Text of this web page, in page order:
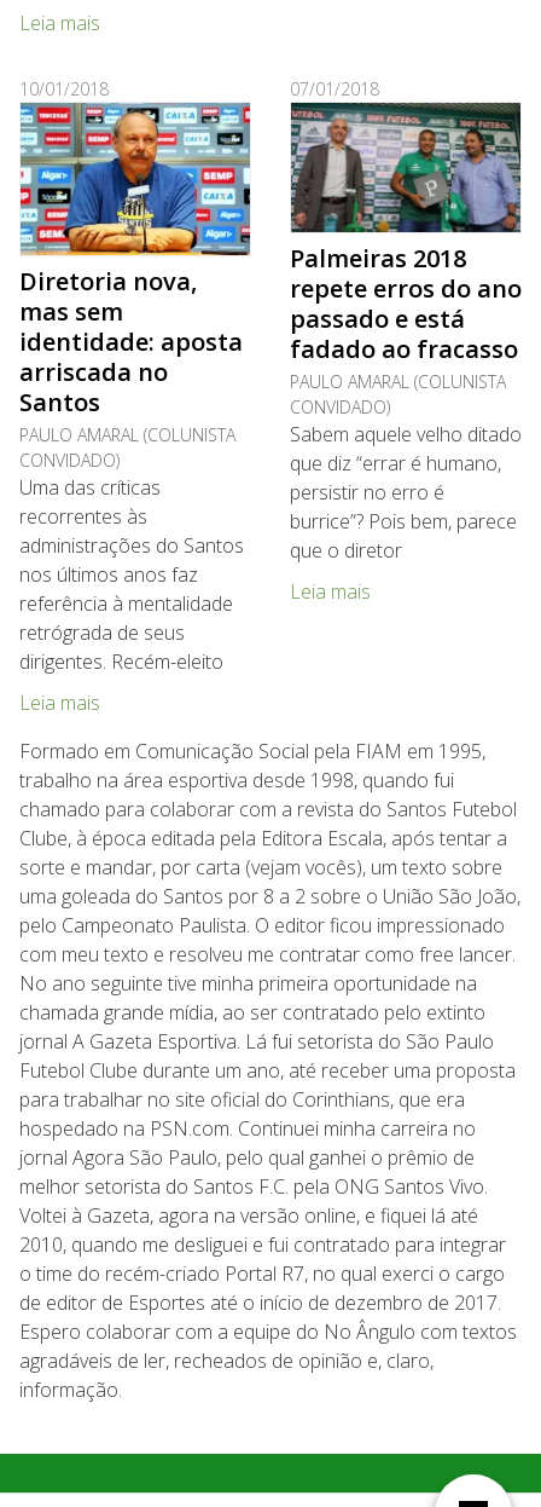
Leia mais
10/01/2018
Diretoria nova,
mas sem
identidade: aposta
arriscada no
Santos
PAULO AMARAL (COLUNISTA
CONVIDADO)
Uma das críticas
recorrentes às
administrações do Santos
nos últimos anos faz
referência à mentalidade
retrógrada de seus
dirigentes. Recém-eleito
Leia mais
07/01/2018
Palmeiras 2018
repete erros do ano
passado e está
fadado ao fracasso
PAULO AMARAL (COLUNISTA
CONVIDADO)
Sabem aquele velho ditado
que diz “errar é humano,
persistir no erro é
burrice”? Pois bem, parece
que o diretor
Leia mais
Formado em Comunicação Social pela FIAM em 1995,
trabalho na área esportiva desde 1998, quando fui
chamado para colaborar com a revista do Santos Futebol
Clube, à época editada pela Editora Escala, após tentar a
sorte e mandar, por carta (vejam vocês), um texto sobre
uma goleada do Santos por 8 a 2 sobre o União São João,
pelo Campeonato Paulista. O editor ficou impressionado
com meu texto e resolveu me contratar como free lancer.
No ano seguinte tive minha primeira oportunidade na
chamada grande mídia, ao ser contratado pelo extinto
jornal A Gazeta Esportiva. Lá fui setorista do São Paulo
Futebol Clube durante um ano, até receber uma proposta
para trabalhar no site oficial do Corinthians, que era
hospedado na PSN.com. Continuei minha carreira no
jornal Agora São Paulo, pelo qual ganhei o prêmio de
melhor setorista do Santos F.C. pela ONG Santos Vivo.
Voltei à Gazeta, agora na versão online, e fiquei lá até
2010, quando me desliguei e fui contratado para integrar
o time do recém-criado Portal R7, no qual exerci o cargo
de editor de Esportes até o início de dezembro de 2017.
Espero colaborar com a equipe do No Ângulo com textos
agradáveis de ler, recheados de opinião e, claro,
informação.